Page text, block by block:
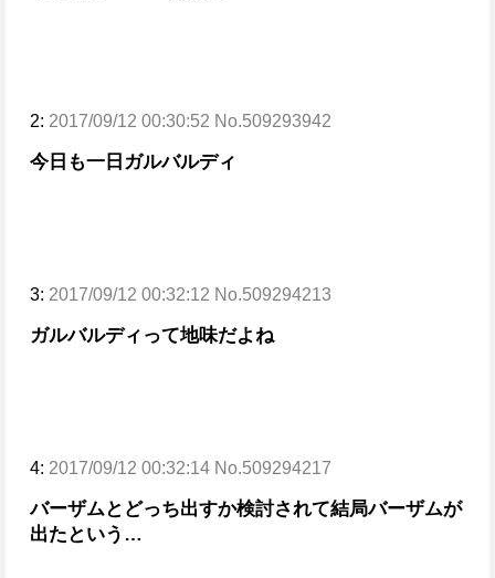
2: 2017/09/12 00:30:52 No.509293942
今日も一日ガルバルディ
3: 2017/09/12 00:32:12 No.509294213
ガルバルディって地味だよね
4: 2017/09/12 00:32:14 No.509294217
バーザムとどっち出すか検討されて結局バーザムが
出たという…